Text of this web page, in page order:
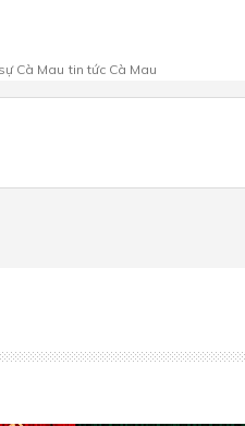
Cà Mau tin tức Cà Mau